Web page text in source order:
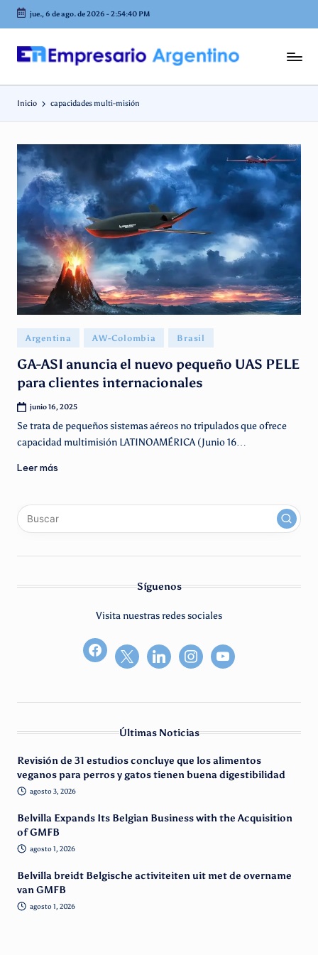
Saltar
contenido
jue., 6 de ago. de 2026 -2:54:40 PM
E
m
e
s
a
ri
o
A
r
g
e
n
ti
n
o
en
Argentina
Inicio capacidades multi-misión
Publicado
en
Argentina AW-Colombia Brasil
GA-ASI anuncia el nuevo pequeño UAS PELE
para clientes internacionales
junio 16, 2025
Se trata de pequeños sistemas aéreos no tripulados que ofrece
capacidad multimisión LATINOAMÉRICA (Junio 16…
Leer más
Síguenos
Visita nuestras redes sociales
facebook2
Últimas Noticias
Revisión de 31 estudios concluye que los alimentos
veganos para perros y gatos tienen buena digestibilidad
agosto 3, 2026
Belvilla Expands Its Belgian Business with the Acquisition
of GMFB
agosto 1, 2026
Belvilla breidt Belgische activiteiten uit met de overname
van GMFB
agosto 1, 2026